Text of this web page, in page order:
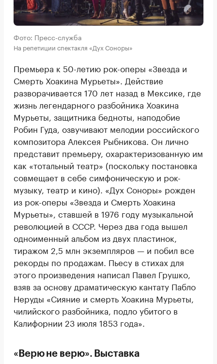
Фото: Пресс-служба
На репетиции спектакля «Дух Соноры»
Премьера к 50-летию рок-оперы «Звезда и
Смерть Хоакина Мурьеты». Действие
разворачивается 170 лет назад в Мексике, где
жизнь легендарного разбойника Хоакина
Мурьеты, защитника бедноты, наподобие
Робин Гуда, озвучивают мелодии российского
композитора Алексея Рыбникова. Он лично
представит премьеру, охарактеризованную им
как «тотальный театр» (поскольку постановка
совмещает в себе симфоническую и рок-
музыку, театр и кино). «Дух Соноры» рожден
из рок-оперы «Звезда и Смерть Хоакина
Мурьеты», ставшей в 1976 году музыкальной
революцией в СССР. Через два года вышел
одноименный альбом из двух пластинок,
тиражом 2,5 млн экземпляров — и побил все
рекорды по продажам. Пьесу в стихах для
этого произведения написал Павел Грушко,
взяв за основу драматическую кантату Пабло
Неруды «Сияние и смерть Хоакина Мурьеты,
чилийского разбойника, подло убитого в
Калифорнии 23 июля 1853 года».
«Верю не верю». Выставка